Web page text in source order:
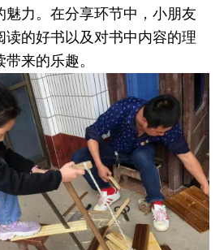
魅力。在分享环节中，小朋友
读的好书以及对书中内容的理
来的乐趣。